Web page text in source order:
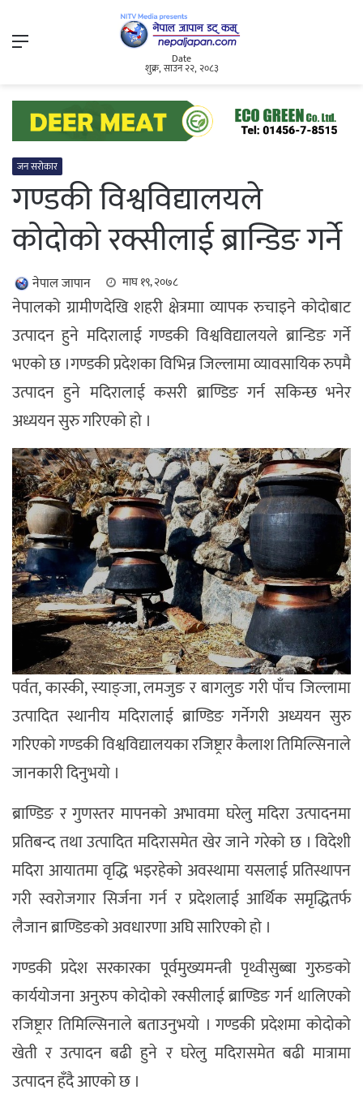
Menu
Date
शुक्र, साउन २२, २०८३
जन सरोकार
गण्डकी विश्वविद्यालयले
कोदोको रक्सीलाई ब्रान्डिङ गर्ने
नेपाल जापान माघ १९, २०७८
नेपालको ग्रामीणदेखि शहरी क्षेत्रमाा व्यापक रुचाइने कोदोबाट
उत्पादन हुने मदिरालाई गण्डकी विश्वविद्यालयले ब्रान्डिङ गर्ने
भएको छ ।गण्डकी प्रदेशका विभिन्न जिल्लामा व्यावसायिक रुपमै
उत्पादन हुने मदिरालाई कसरी ब्राण्डिङ गर्न सकिन्छ भनेर
अध्ययन सुरु गरिएको हो ।
पर्वत, कास्की, स्याङ्जा, लमजुङ र बागलुङ गरी पाँच जिल्लामा
उत्पादित स्थानीय मदिरालाई ब्राण्डिङ गर्नेगरी अध्ययन सुरु
गरिएको गण्डकी विश्वविद्यालयका रजिष्ट्रार कैलाश तिमिल्सिनाले
जानकारी दिनुभयो ।
ब्राण्डिङ र गुणस्तर मापनको अभावमा घरेलु मदिरा उत्पादनमा
प्रतिबन्द तथा उत्पादित मदिरासमेत खेर जाने गरेको छ । विदेशी
मदिरा आयातमा वृद्धि भइरहेको अवस्थामा यसलाई प्रतिस्थापन
गरी स्वरोजगार सिर्जना गर्न र प्रदेशलाई आर्थिक समृद्धितर्फ
लैजान ब्राण्डिङको अवधारणा अघि सारिएको हो ।
गण्डकी प्रदेश सरकारका पूर्वमुख्यमन्त्री पृथ्वीसुब्बा गुरुङको
कार्ययोजना अनुरुप कोदोको रक्सीलाई ब्राण्डिङ गर्न थालिएको
रजिष्ट्रार तिमिल्सिनाले बताउनुभयो । गण्डकी प्रदेशमा कोदोको
खेती र उत्पादन बढी हुने र घरेलु मदिरासमेत बढी मात्रामा
उत्पादन हँदै आएको छ ।